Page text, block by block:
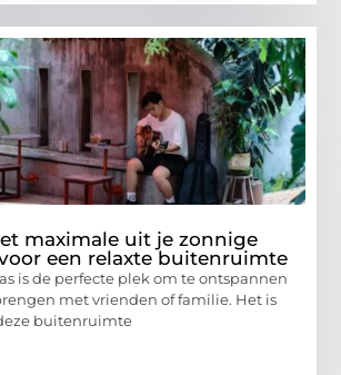
maximale uit je zonnige
een relaxte buitenruimte
is de perfecte plek om te ontspannen
met vrienden of familie. Het is
buitenruimte